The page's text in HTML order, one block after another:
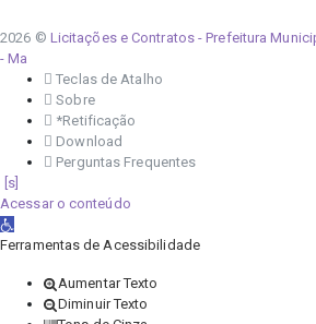
2026 © Licitações e Contratos - Prefeitura
- Ma
Teclas de Atalho
Sobre
*Retificação
Download
Perguntas Frequentes
Acessar o conteúdo
Abrir a barra de ferramentas
Ferramentas de Acessibilidade
Aumentar Texto
Diminuir Texto